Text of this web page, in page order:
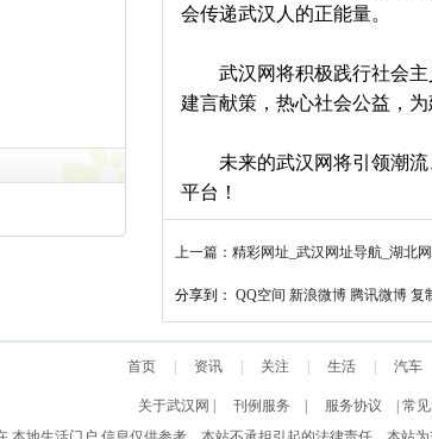
会传递武汉人的正能量。
武汉网将积极践行社会主
建言献策，热心社会公益，
未来的武汉网将引领潮
平台！
上一篇：精彩网址_武汉网址导航_湖北
分享到： QQ空间 新浪微博 腾讯微博 复
首页 资讯 关注 生活 汽车
关于武汉网 刊例服务 服务协议 常